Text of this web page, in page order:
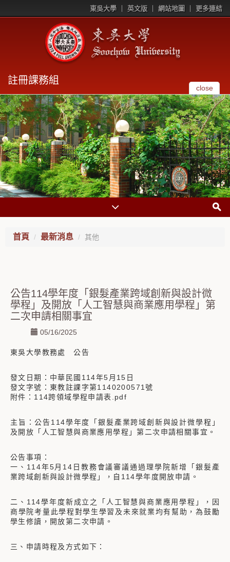
東吳大學 英文版 網站地圖 更多連結
註冊課務組
close
首頁 最新消息 其他
公告114學年度「銀髮產業跨域創新與設計微
學程」及開放「人工智慧與商業應用學程」第
二次申請相關事宜
05/16/2025
東吳大學教務處 公告
發文日期：中華民國114年5月15日
發文字號：東教註課字第1140200571號
附件：114跨領域學程申請表.pdf
主旨：公告114學年度「銀髮產業跨域創新與設計微學程」
及開放「人工智慧與商業應用學程」第二次申請相關事宜。
公告事項：
一、114年5月14日教務會議審議通過理學院新增「銀髮產
業跨域創新與設計微學程」，自114學年度開放申請。
二、114學年度新成立之「人工智慧與商業應用學程」，因
商學院考量此學程對學生學習及未來就業均有幫助，為鼓勵
學生修讀，開放第二次申請。
三、申請時程及方式如下：